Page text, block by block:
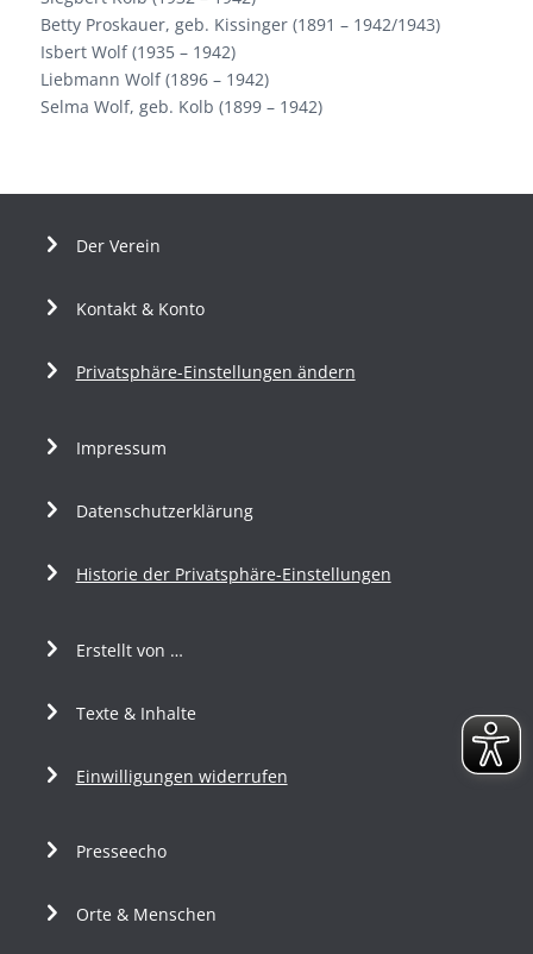
Betty Proskauer, geb. Kissinger (1891 – 1942/1943)
Isbert Wolf (1935 – 1942)
Liebmann Wolf (1896 – 1942)
Selma Wolf, geb. Kolb (1899 – 1942)
Der Verein
Kontakt & Konto
Privatsphäre-Einstellungen ändern
Impressum
Datenschutzerklärung
Historie der Privatsphäre-Einstellungen
Erstellt von …
Texte & Inhalte
Einwilligungen widerrufen
Presseecho
Orte & Menschen